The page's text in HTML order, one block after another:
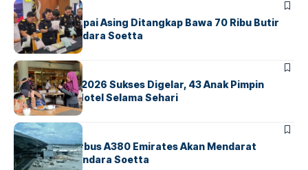
BANDARA BERITA
Kopilot Maskapai Asing Ditangkap Bawa 70 Ribu Butir
Ekstasi di Bandara Soetta
BERITAINDEX
GM For A Day 2026 Sukses Digelar, 43 Anak Pimpin
Operasional Hotel Selama Sehari
BANDARA BERITA
8 Agustus, Airbus A380 Emirates Akan Mendarat
Perdana di Bandara Soetta